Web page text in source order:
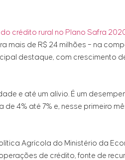
crédito rural no Plano Safra
mais de R$ 24 milhões – na
destaque, com crescimento
e até um alívio. É um
4% até 7% e, nesse primeiro
Agrícola do Ministério da
de crédito, fonte de